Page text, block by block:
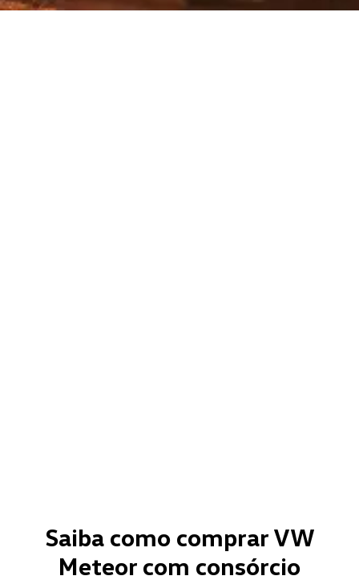
Saiba como comprar VW
Meteor com consórcio